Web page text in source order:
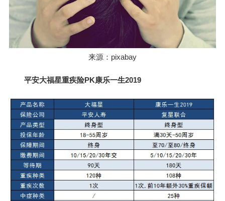
来源：pixabay
平安大福星重疾险PK康乐一生2019